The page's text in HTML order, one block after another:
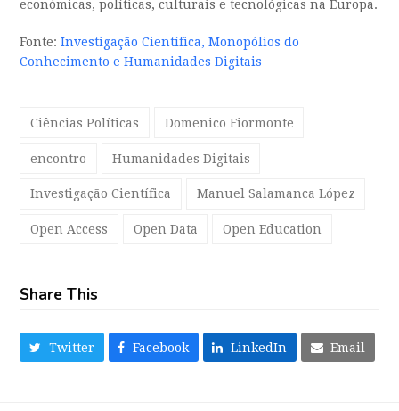
económicas, políticas, culturais e tecnológicas na Europa.
Fonte:Investigação Científica, Monopólios do
Conhecimento e Humanidades Digitais
Ciências Políticas Domenico Fiormonte
encontro Humanidades Digitais
Investigação Científica Manuel Salamanca López
Open Access Open Data Open Education
Share This
Twitter Facebook LinkedIn Email